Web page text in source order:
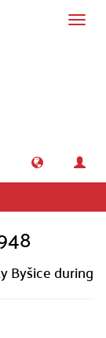
Byšice during